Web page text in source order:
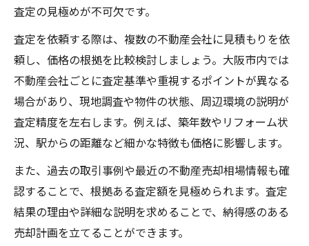
査定の見極めが不可欠です。
査定を依頼する際は、複数の不動産会社に見積もりを依
頼し、価格の根拠を比較検討しましょう。大阪市内では
不動産会社ごとに査定基準や重視するポイントが異なる
場合があり、現地調査や物件の状態、周辺環境の説明が
査定精度を左右します。例えば、築年数やリフォーム状
況、駅からの距離など細かな特徴も価格に影響します。
また、過去の取引事例や最近の不動産売却相場情報も確
認することで、根拠ある査定額を見極められます。査定
結果の理由や詳細な説明を求めることで、納得感のある
売却計画を立てることができます。